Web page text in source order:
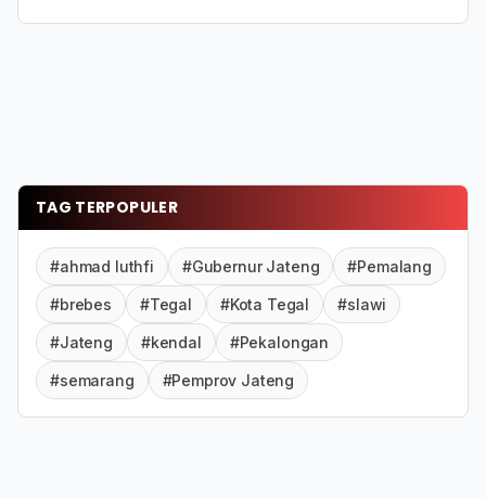
TAG TERPOPULER
#ahmad luthfi #Gubernur Jateng #Pemalang
#brebes #Tegal #Kota Tegal #slawi
#Jateng #kendal #Pekalongan
#semarang #Pemprov Jateng